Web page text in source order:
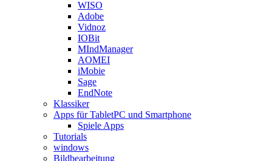
WISO
Adobe
Vidnoz
IOBit
MIndManager
AOMEI
iMobie
Sage
EndNote
Klassiker
Apps für TabletPC und Smartphone
Spiele Apps
Tutorials
windows
Bildbearbeitung